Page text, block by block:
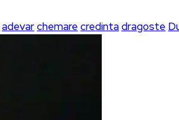
adevarchemare credintadragoste